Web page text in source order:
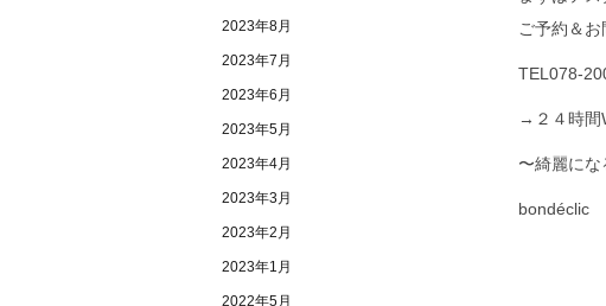
2023年8月
2023年7月
2023年6月
2023年5月
2023年4月
2023年3月
2023年2月
2023年1月
2022年5月
ご予約＆
TEL078-
→２４時間
〜綺麗に
bondéclic